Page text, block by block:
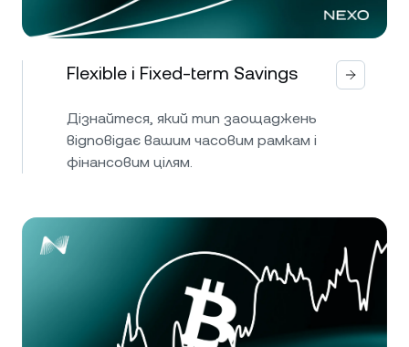
Flexible і Fixed-term Savings
Дізнайтеся, який тип заощаджень
відповідає вашим часовим рамкам і
фінансовим цілям.